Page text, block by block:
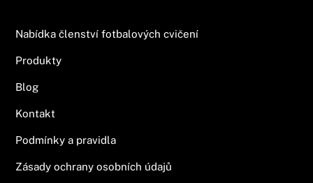
Nabídka členství fotbalových cvičení
Produkty
Blog
Kontakt
Podmínky a pravidla
Zásady ochrany osobních údajů